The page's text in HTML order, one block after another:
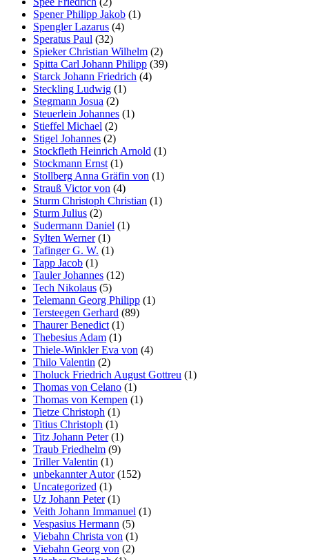
Spener Philipp Jakob (1)
Spengler Lazarus (4)
Speratus Paul (32)
Spieker Christian Wilhelm (2)
Spitta Carl Johann Philipp (39)
Starck Johann Friedrich (4)
Steckling Ludwig (1)
Stegmann Josua (2)
Steuerlein Johannes (1)
Stieffel Michael (2)
Stigel Johannes (2)
Stockfleth Heinrich Arnold (1)
Stockmann Ernst (1)
Stollberg Anna Gräfin von (1)
Strauß Victor von (4)
Sturm Christoph Christian (1)
Sturm Julius (2)
Sudermann Daniel (1)
Sylten Werner(1)
Tafinger G. W. (1)
Tapp Jacob (1)
Tauler Johannes (12)
Tech Nikolaus (5)
Telemann Georg Philipp (1)
Tersteegen Gerhard (89)
Thaurer Benedict (1)
Thebesius Adam (1)
Thiele-Winkler Eva von (4)
Thilo Valentin (2)
Tholuck Friedrich August Gottreu (1)
Thomas von Celano (1)
Thomas von Kempen (1)
Tietze Christoph (1)
Titius Christoph (1)
Titz Johann Peter(1)
Traub Friedhelm (9)
Triller Valentin (1)
unbekannter Autor(152)
Uncategorized (1)
Uz Johann Peter(1)
Veith Johann Immanuel (1)
Vespasius Hermann (5)
Viebahn Christa von (1)
Viebahn Georg von (2)